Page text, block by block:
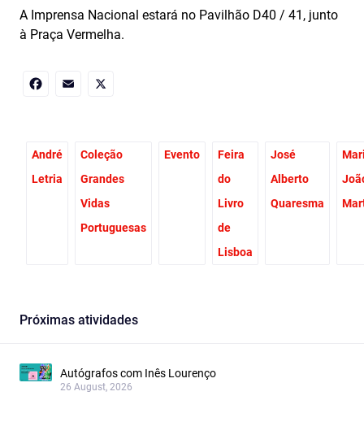
A Imprensa Nacional estará no Pavilhão D40 / 41, junto
à Praça Vermelha.
André
Letria
Coleção
Grandes
Vidas
Portuguesas
Evento
Feira
do
Livro
de
Lisboa
José
Alberto
Quaresma
Próximas atividades
Autógrafos com Inês Lourenço
26 August, 2026